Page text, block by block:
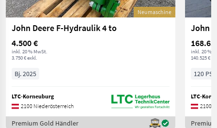
Neumaschine
John Deere F-Hydraulik 4 to
4.500 €
inkl. 20 % MwSt.
3.750 € exkl.
Bj. 2025
LTC-Korneuburg
2100 Niederösterreich
Premium Gold Händler
John
inkl. 20 %
140.525 €
120 PS/
LTC-
2100